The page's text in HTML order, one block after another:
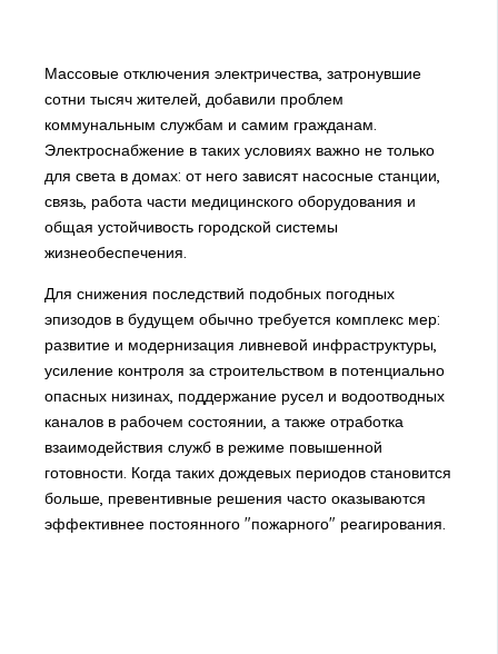
Массовые отключения электричества, затронувшие
сотни тысяч жителей, добавили проблем
коммунальным службам и самим гражданам.
Электроснабжение в таких условиях важно не только
для света в домах: от него зависят насосные станции,
связь, работа части медицинского оборудования и
общая устойчивость городской системы
жизнеобеспечения.
Для снижения последствий подобных погодных
эпизодов в будущем обычно требуется комплекс мер:
развитие и модернизация ливневой инфраструктуры,
усиление контроля за строительством в потенциально
опасных низинах, поддержание русел и водоотводных
каналов в рабочем состоянии, а также отработка
взаимодействия служб в режиме повышенной
готовности. Когда таких дождевых периодов становится
больше, превентивные решения часто оказываются
эффективнее постоянного "пожарного" реагирования.